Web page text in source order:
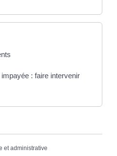
: faire intervenir
et administrative